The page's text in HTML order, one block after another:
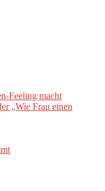
Feeling macht
„Wie Frau einen